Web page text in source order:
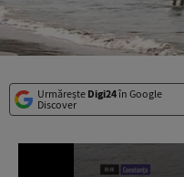
Urmărește Digi24în Google
Discover